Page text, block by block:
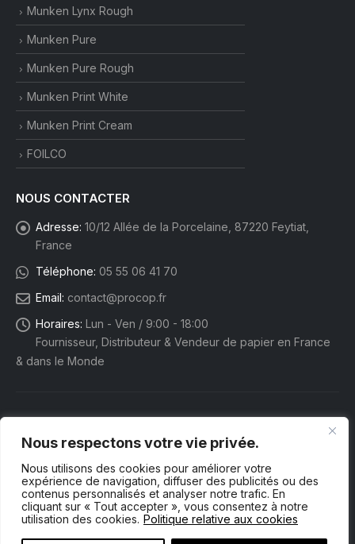
Nous respectons votre vie privée.
Nous utilisons des cookies pour améliorer votre
expérience de navigation, diffuser des publicités ou des
contenus personnalisés et analyser notre trafic. En
cliquant sur « Tout accepter », vous consentez à notre
utilisation des cookies. Politique relative aux cookies
Munken Lynx Rough
Munken Pure
Munken Pure Rough
Munken Print White
Munken Print Cream
FOILCO
NOUS CONTACTER
Adresse: 10/12 Allée de la Porcelaine, 87220 Feytiat,
France
Téléphone: 05 55 06 41 70
Email: contact@procop.fr
Horaires: Lun - Ven / 9:00 - 18:00
Fournisseur, Distributeur & Vendeur de papier en France
& dans le Monde
Procop eShop. © 2025 Tous droits réservés.